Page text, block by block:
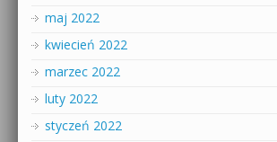
maj 2022
kwiecień 2022
marzec 2022
luty 2022
styczeń 2022